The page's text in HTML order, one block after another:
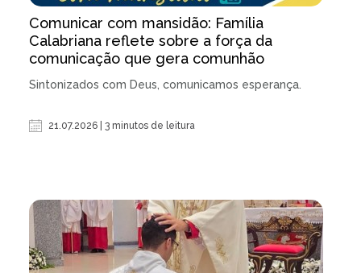
Comunicar com mansidão: Família
Calabriana reflete sobre a força da
comunicação que gera comunhão
Sintonizados com Deus, comunicamos esperança.
21.07.2026 | 3 minutos de leitura